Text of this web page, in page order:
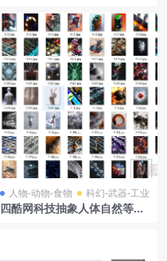
人物-动物-食物 科幻-武器-工业
四酷网科技抽象人体自然等多